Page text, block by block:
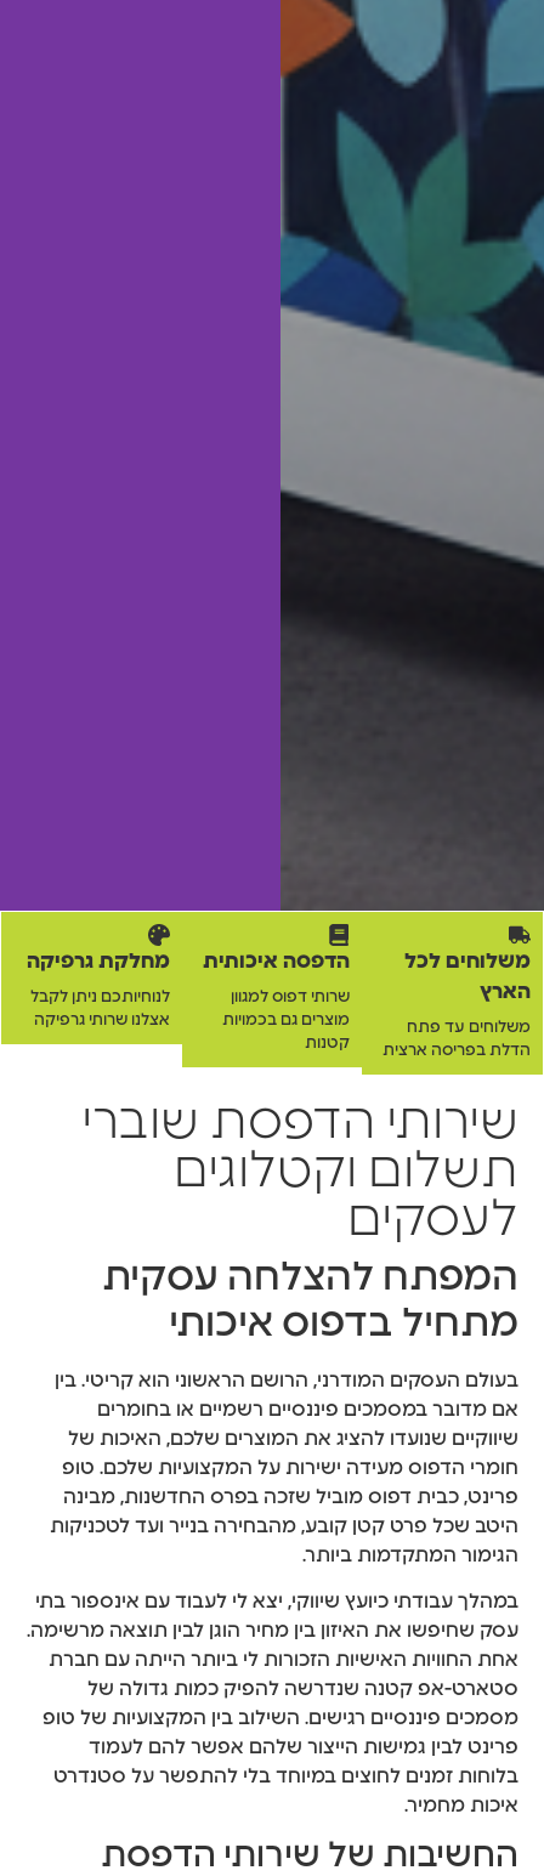
משלוחים לכל
הארץ
משלוחים עד פתח
הדלת בפריסה ארצית
הדפסה איכותית
שרותי דפוס למגוון
מוצרים גם בכמויות
קטנות
מחלקת גרפיקה
לנוחיותכם ניתן לקבל
אצלנו שרותי גרפיקה
שירותי הדפסת שוברי
תשלום וקטלוגים
לעסקים
המפתח להצלחה עסקית
מתחיל בדפוס איכותי
בעולם העסקים המודרני, הרושם הראשוני הוא קריטי. בין
אם מדובר במסמכים פיננסיים רשמיים או בחומרים
שיווקיים שנועדו להציג את המוצרים שלכם, האיכות של
חומרי הדפוס מעידה ישירות על המקצועיות שלכם. טופ
פרינט, כבית דפוס מוביל שזכה בפרס החדשנות, מבינה
היטב שכל פרט קטן קובע, מהבחירה בנייר ועד לטכניקות
הגימור המתקדמות ביותר.
במהלך עבודתי כיועץ שיווקי, יצא לי לעבוד עם אינספור בתי
עסק שחיפשו את האיזון בין מחיר הוגן לבין תוצאה מרשימה.
אחת החוויות האישיות הזכורות לי ביותר הייתה עם חברת
סטארט-אפ קטנה שנדרשה להפיק כמות גדולה של
מסמכים פיננסיים רגישים. השילוב בין המקצועיות של טופ
פרינט לבין גמישות הייצור שלהם אפשר להם לעמוד
בלוחות זמנים לחוצים במיוחד בלי להתפשר על סטנדרט
איכות מחמיר.
החשיבות של שירותי הדפסת